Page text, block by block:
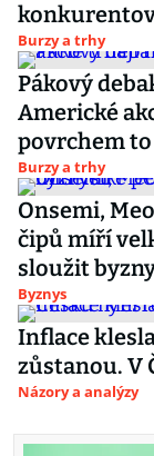
Burzy a trhy
Pákový
Americké
povrchem
Burzy a trhy
Onsemi,
čipů míří
sloužit
Byznys
Inflace
zůstanou. V
Názory a analýzy